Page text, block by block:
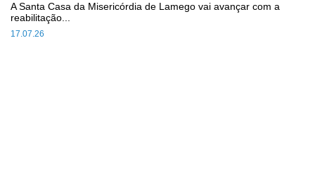
17.07.26
A Santa Casa da Misericórdia de Lamego vai avançar com a
reabilitação...